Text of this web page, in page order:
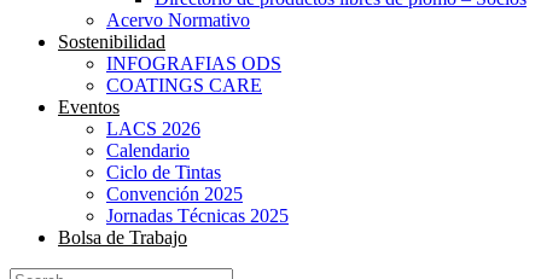
Acervo Normativo
Sostenibilidad
INFOGRAFIAS ODS
COATINGS CARE
Eventos
LACS 2026
Calendario
Ciclo de Tintas
Convención 2025
Jornadas Técnicas 2025
Bolsa de Trabajo